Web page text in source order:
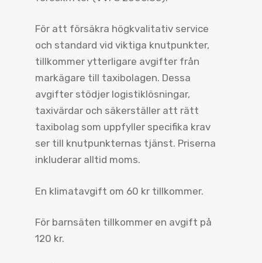
För att försäkra högkvalitativ service
och standard vid viktiga knutpunkter,
tillkommer ytterligare avgifter från
markägare till taxibolagen. Dessa
avgifter stödjer logistiklösningar,
taxivärdar och säkerställer att rätt
taxibolag som uppfyller specifika krav
ser till knutpunkternas tjänst. Priserna
inkluderar alltid moms.
En klimatavgift om 60 kr tillkommer.
För barnsäten tillkommer en avgift på
120 kr.